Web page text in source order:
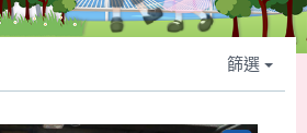
篩選